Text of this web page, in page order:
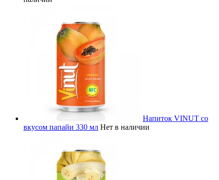
Напиток VINUT со
вкусом папайи 330 мл Нет в наличии